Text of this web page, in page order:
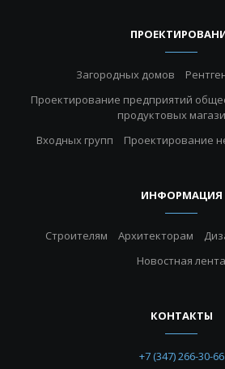
Загородных домов
Проектирование предприятий
продуктовых
Входных групп
Проектирование
ИНФОРМАЦИЯ
Строителям Архитекторам
Новостная лента
КОНТАКТЫ
+7 (347) 266-30-66